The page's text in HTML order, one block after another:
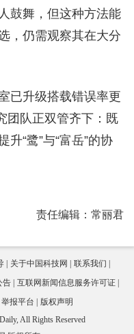
鼓舞，但这种方法能
，仍需观察其在大分
已升级搭载错误率更
团队正双管齐下：既
“鹭”与“富岳”的协
责任编辑：常丽君
关于中国科技网
联系我们
告
互联网新闻信息服务许可证
举报平台
版权声明
All Rights Reserved